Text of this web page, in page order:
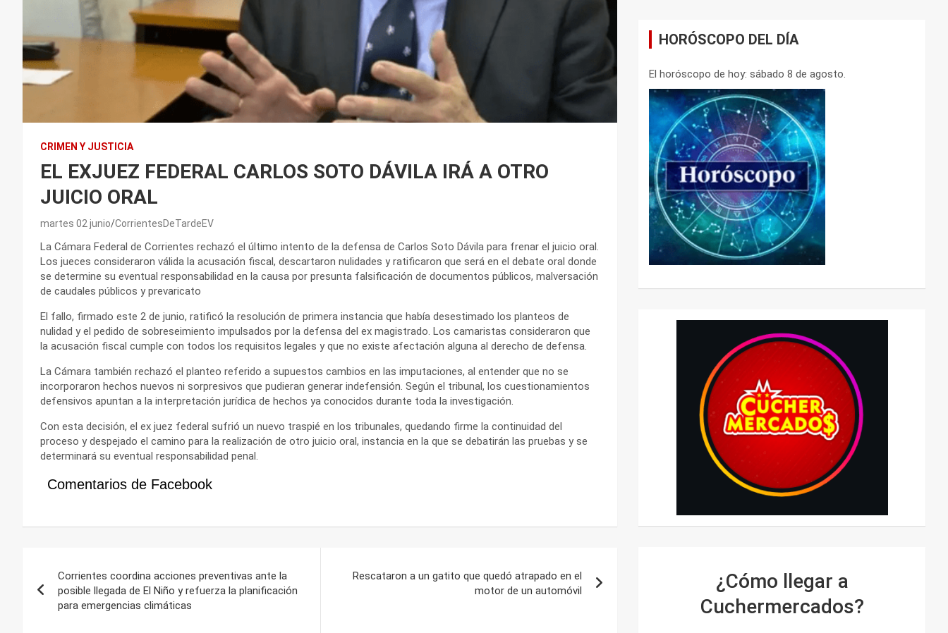
CRIMEN Y JUSTICIA
EL EXJUEZ FEDERAL CARLOS SOTO DÁVILA IRÁ A OTRO
JUICIO ORAL
martes 02 junio CorrientesDeTardeEV
La Cámara Federal de Corrientes rechazó el último intento de la defensa de Carlos Soto Dávila para frenar el juicio oral.
Los jueces consideraron válida la acusación fiscal, descartaron nulidades y ratificaron que será en el debate oral donde
se determine su eventual responsabilidad en la causa por presunta falsificación de documentos públicos, malversación
de caudales públicos y prevaricato
El fallo, firmado este 2 de junio, ratificó la resolución de primera instancia que había desestimado los planteos de
nulidad y el pedido de sobreseimiento impulsados por la defensa del ex magistrado. Los camaristas consideraron que
la acusación fiscal cumple con todos los requisitos legales y que no existe afectación alguna al derecho de defensa.
La Cámara también rechazó el planteo referido a supuestos cambios en las imputaciones, al entender que no se
incorporaron hechos nuevos ni sorpresivos que pudieran generar indefensión. Según el tribunal, los cuestionamientos
defensivos apuntan a la interpretación jurídica de hechos ya conocidos durante toda la investigación.
Con esta decisión, el ex juez federal sufrió un nuevo traspié en los tribunales, quedando firme la continuidad del
proceso y despejado el camino para la realización de otro juicio oral, instancia en la que se debatirán las pruebas y se
determinará su eventual responsabilidad penal.
Comentarios de Facebook
de
entradas
Corrientes coordina acciones preventivas ante la
posible llegada de El Niño y refuerza la planificación
para emergencias climáticas
Rescataron a un gatito que quedó atrapado en el
motor de un automóvil
HORÓSCOPO DEL DÍA
El horóscopo de hoy: sábado 8 de agosto.
¿Cómo llegar a
Cuchermercados?